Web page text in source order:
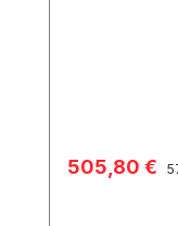
PW-WiFi
505,80 €